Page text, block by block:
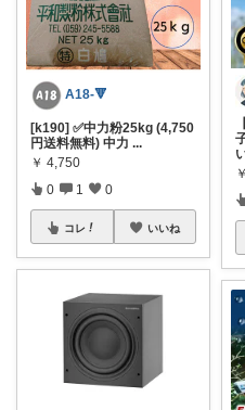
A18-🔻
[k190] ✅中力粉25kg (4,750
円送料無料) 中力 ...
￥ 4,750
0 1 0
コレ いいね
￥